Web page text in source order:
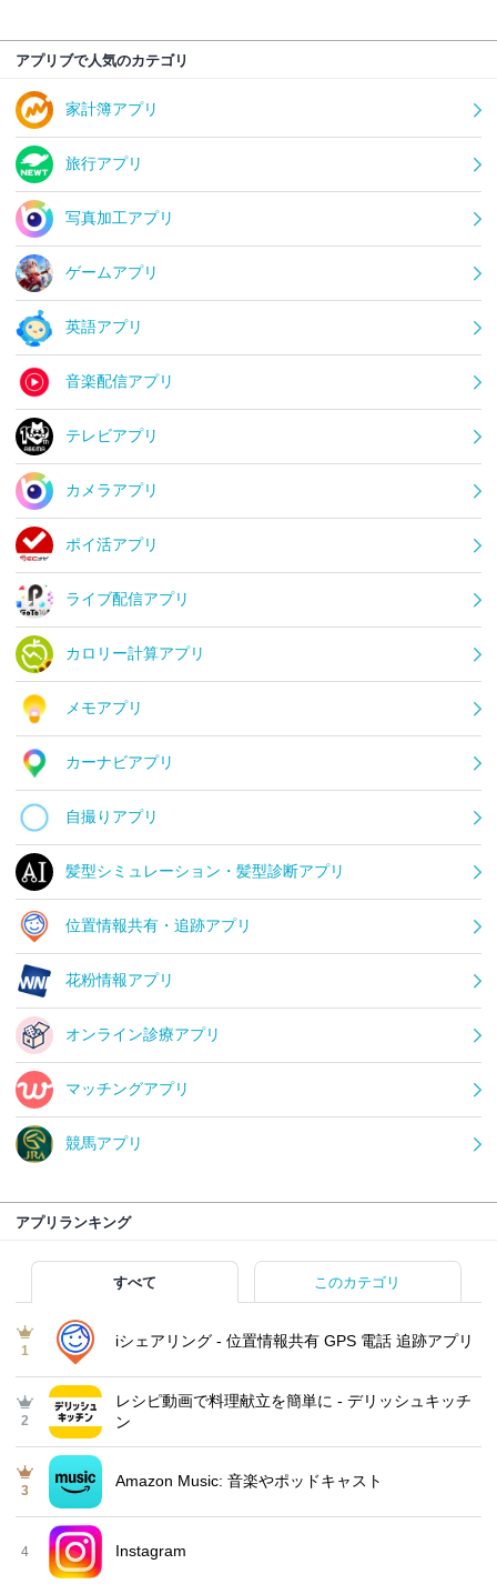
アプリブで人気のカテゴリ
家計簿アプリ
旅行アプリ
写真加工アプリ
ゲームアプリ
英語アプリ
音楽配信アプリ
テレビアプリ
カメラアプリ
ポイ活アプリ
ライブ配信アプリ
カロリー計算アプリ
メモアプリ
カーナビアプリ
自撮りアプリ
髪型シミュレーション・髪型診断アプリ
位置情報共有・追跡アプリ
花粉情報アプリ
オンライン診療アプリ
マッチングアプリ
競馬アプリ
アプリランキング
すべて このカテゴリ
1
iシェアリング - 位置情報共有 GPS 電話 追跡アプリ
2
レシピ動画で料理献立を簡単‪に - デリッシュキッチ
ン
3
Amazon Music: 音楽やポッドキャスト
4 Instagram